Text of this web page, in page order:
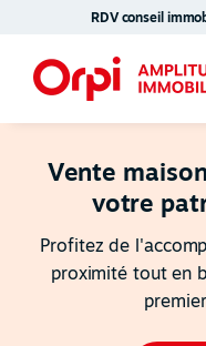
RDV conseil
Vente
votre
Profitez de
proximité tout en